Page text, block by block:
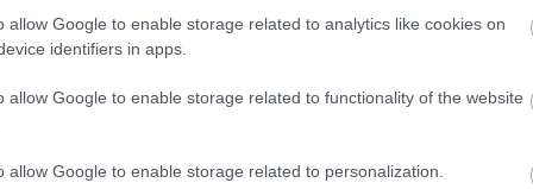
allow Google to enable storage related to analytics like cookies on
identifiers in apps.
allow Google to enable storage related to functionality of the website
allow Google to enable storage related to personalization.
σύμφωνα με τον όρο 4.8 του
Ιουνίου 2026, κατά την οποία η
τους όρους του Προγράμματος ΚΟΔ,
τα παρακάτω ποσά: